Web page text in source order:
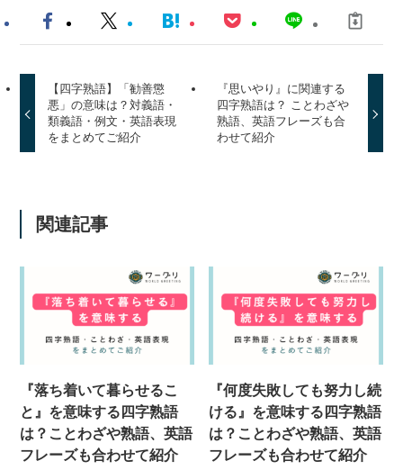
【四字熟語】「勧善懲
悪」の意味は？対義語・
類義語・例文・英語表現
をまとめてご紹介
『思いやり』に関連する
四字熟語は？ ことわざや
熟語、英語フレーズも合
わせて紹介
関連記事
『落ち着いて暮らせるこ
と』を意味する四字熟語
は？ことわざや熟語、英語
フレーズも合わせて紹介
『何度失敗しても努力し続
ける』を意味する四字熟語
は？ことわざや熟語、英語
フレーズも合わせて紹介